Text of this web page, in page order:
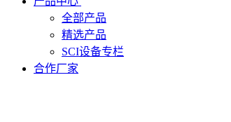
全部产品
精选产品
SCI设备专栏
合作厂家